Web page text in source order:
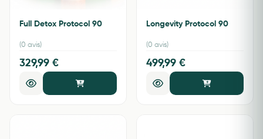
Full Detox Protocol 90
(0 avis)
329,99 €
Longevity Protocol 90
(0 avis)
499,99 €